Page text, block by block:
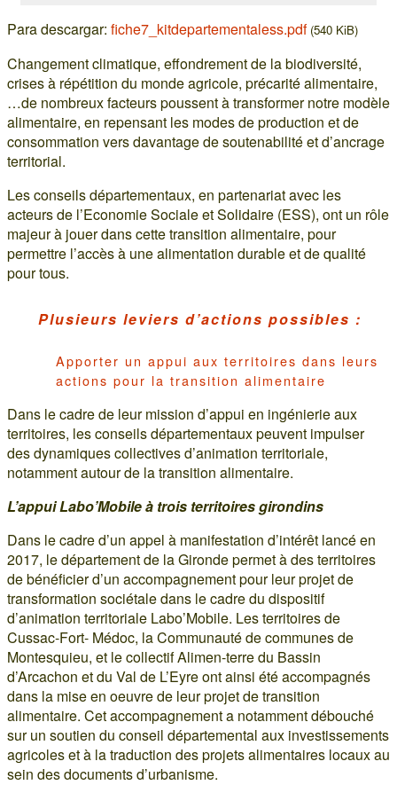
Para descargar: fiche7_kitdepartementaless.pdf (540 KiB)
Changement climatique, effondrement de la biodiversité,
crises à répétition du monde agricole, précarité alimentaire,
…de nombreux facteurs poussent à transformer notre modèle
alimentaire, en repensant les modes de production et de
consommation vers davantage de soutenabilité et d’ancrage
territorial.
Les conseils départementaux, en partenariat avec les
acteurs de l’Economie Sociale et Solidaire (ESS), ont un rôle
majeur à jouer dans cette transition alimentaire, pour
permettre l’accès à une alimentation durable et de qualité
pour tous.
Plusieurs leviers d’actions possibles :
Apporter un appui aux territoires dans leurs
actions pour la transition alimentaire
Dans le cadre de leur mission d’appui en ingénierie aux
territoires, les conseils départementaux peuvent impulser
des dynamiques collectives d’animation territoriale,
notamment autour de la transition alimentaire.
L’appui Labo’Mobile à trois territoires girondins
Dans le cadre d’un appel à manifestation d’intérêt lancé en
2017, le département de la Gironde permet à des territoires
de bénéficier d’un accompagnement pour leur projet de
transformation sociétale dans le cadre du dispositif
d’animation territoriale Labo’Mobile. Les territoires de
Cussac-Fort- Médoc, la Communauté de communes de
Montesquieu, et le collectif Alimen-terre du Bassin
d’Arcachon et du Val de L’Eyre ont ainsi été accompagnés
dans la mise en oeuvre de leur projet de transition
alimentaire. Cet accompagnement a notamment débouché
sur un soutien du conseil départemental aux investissements
agricoles et à la traduction des projets alimentaires locaux au
sein des documents d’urbanisme.